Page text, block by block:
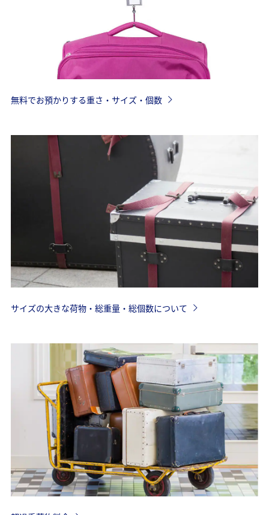
無料でお預かりする重さ・サイズ・個数
サイズの大きな荷物・総重量・総個数について